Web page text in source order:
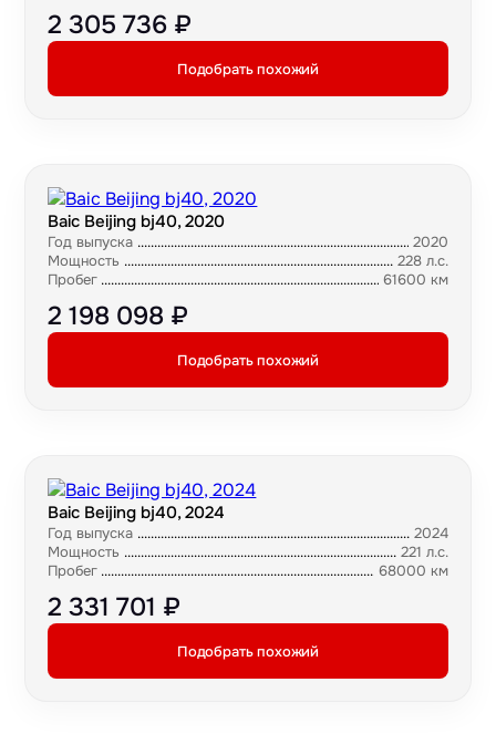
2 305 736 ₽
Подобрать похожий
Baic Beijing bj40, 2020
Год выпуска
2020
Мощность
228 л.с.
Пробег
61600 км
2 198 098 ₽
Подобрать похожий
Baic Beijing bj40, 2024
Год выпуска
2024
Мощность
221 л.с.
Пробег
68000 км
2 331 701 ₽
Подобрать похожий